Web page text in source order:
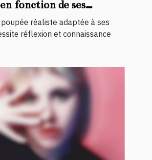
fonction de ses
?
poupée réaliste adaptée à ses
réflexion et connaissance